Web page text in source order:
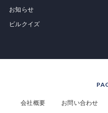
お知らせ
ビルクイズ
会社概要 お問い合わせ